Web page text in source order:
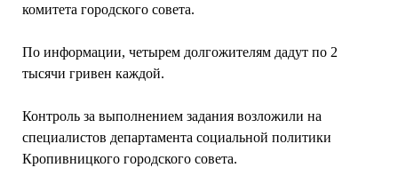
комитета городского совета.
По информации, четырем долгожителям дадут по 2
тысячи гривен каждой.
Контроль за выполнением задания возложили на
специалистов департамента социальной политики
Кропивницкого городского совета.